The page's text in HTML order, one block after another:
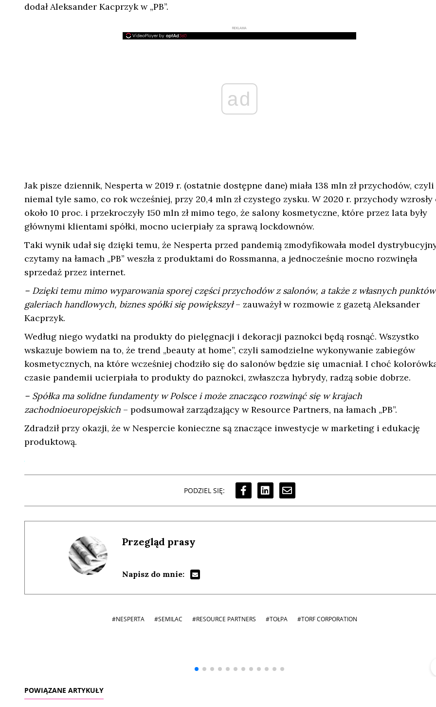
dodał Aleksander Kacprzyk w „PB”.
REKLAMA
ad
Jak pisze dziennik, Nesperta w 2019 r. (ostatnie dostępne dane) miała 138 mln zł przychodów, czyli
niemal tyle samo, co rok wcześniej, przy 20,4 mln zł czystego zysku. W 2020 r. przychody wzrosły
około 10 proc. i przekroczyły 150 mln zł mimo tego, że salony kosmetyczne, które przez lata były
głównymi klientami spółki, mocno ucierpiały za sprawą lockdownów.
Taki wynik udał się dzięki temu, że Nesperta przed pandemią zmodyfikowała model
czytamy na łamach „PB” weszła z produktami do Rossmanna, a jednocześnie mocno rozwinęła
sprzedaż przez internet.
– Dzięki temu mimo wyparowania sporej części przychodów z salonów, a także z własnych
galeriach handlowych, biznes spółki się powiększył– zauważył w rozmowie z gazetą Aleksander
Kacprzyk.
Według niego wydatki na produkty do pielęgnacji i dekoracji paznokci będą rosnąć. Wszystko
wskazuje bowiem na to, że trend „beauty at home”, czyli samodzielne wykonywanie zabiegów
kosmetycznych, na które wcześniej chodziło się do salonów będzie się umacniał. I choć
czasie pandemii ucierpiała to produkty do paznokci, zwłaszcza hybrydy, radzą sobie dobrze.
– Spółka ma solidne fundamenty w Polsce i może znacząco rozwinąć się w krajach
zachodnioeuropejskich – podsumował zarządzający w Resource Partners, na łamach „PB”.
Zdradził przy okazji, że w Nespercie konieczne są znaczące inwestycje w marketing i edukację
produktową.
PODZIEL SIĘ:
Przegląd prasy
Napisz do mnie:
#NESPERTA #SEMILAC #RESOURCE PARTNERS #TOŁPA #TORF CORPORATION
POWIĄZANE ARTYKUŁY